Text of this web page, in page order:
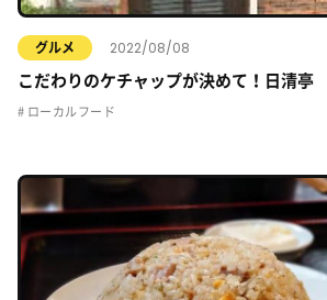
グルメ 2022/08/08
こだわりのケチャップが決めて！日清亭
ローカルフード